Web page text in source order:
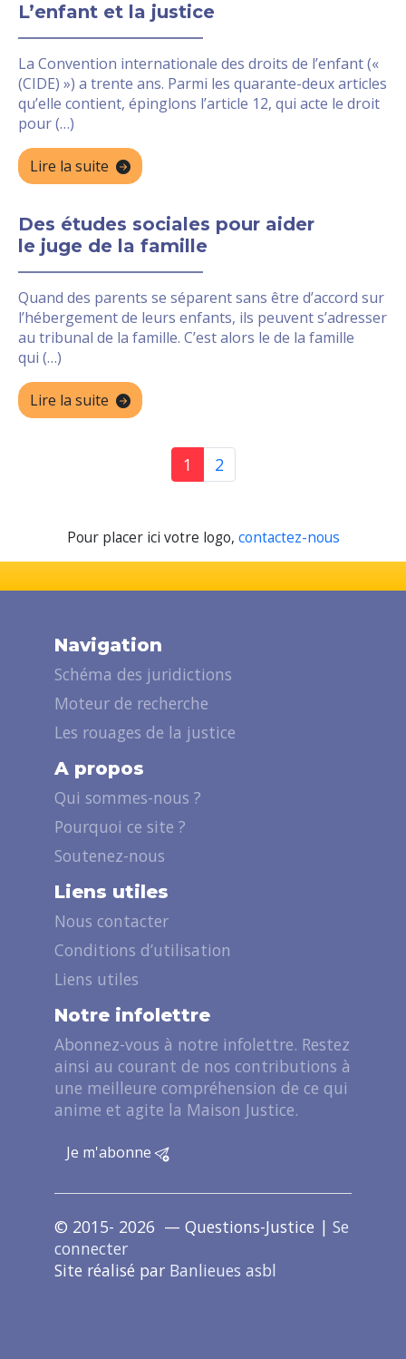
L’enfant et la justice
La Convention internationale des droits de l’enfant («
(CIDE) ») a trente ans. Parmi les quarante-deux articles
qu’elle contient, épinglons l’article 12, qui acte le droit
pour (…)
Lire la suite
Des études sociales pour aider
le juge de la famille
Quand des parents se séparent sans être d’accord sur
l’hébergement de leurs enfants, ils peuvent s’adresser
au tribunal de la famille. C’est alors le de la famille
qui (…)
Lire la suite
1 2
Pour placer ici votre logo, contactez-nous
Navigation
Schéma des juridictions
Moteur de recherche
Les rouages de la justice
A propos
Qui sommes-nous ?
Pourquoi ce site ?
Soutenez-nous
Liens utiles
Nous contacter
Conditions d’utilisation
Liens utiles
Notre infolettre
Abonnez-vous à notre infolettre. Restez
ainsi au courant de nos contributions à
une meilleure compréhension de ce qui
anime et agite la Maison Justice.
Je m'abonne
© 2015- 2026 — Questions-Justice | Se
connecter
Site réalisé par Banlieues asbl